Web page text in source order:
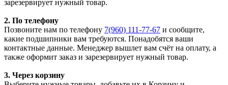
зарезервирует нужный товар.
2. По телефону
Позвоните нам по телефону 7(960) 111-77-67 и сообщите,
какие подшипники вам требуются. Понадобятся ваши
контактные данные. Менеджер вышлет вам счёт на оплату, а
также оформит заказ и зарезервирует нужный товар.
3. Через корзину